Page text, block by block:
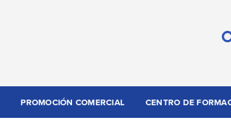
PROMOCIÓN COMERCIAL CENTRO DE